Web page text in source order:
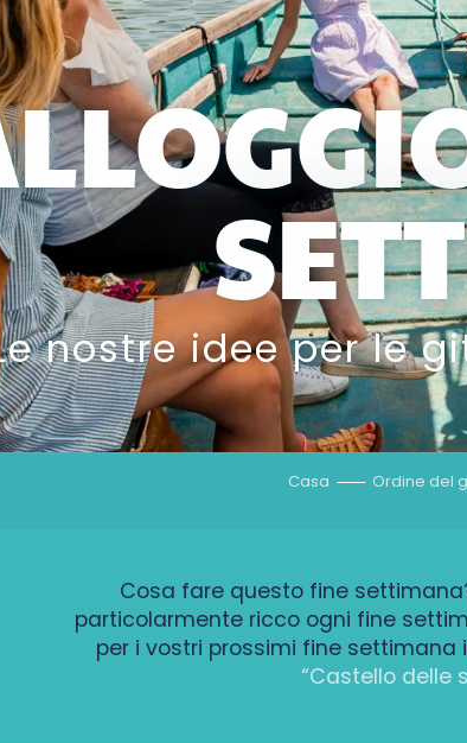
nostre idee per le
Casa Ordine del
Cosa fare questo fine
particolarmente ricco ogni fine
per i vostri prossimi fine settimana
“Castello delle